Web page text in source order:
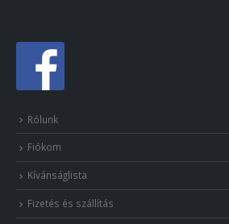
Rólunk
Fiókom
Kívánságlista
Fizetés és szállítás